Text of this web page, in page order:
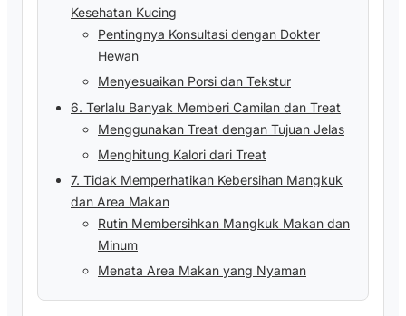
Kesehatan Kucing
Pentingnya Konsultasi dengan Dokter
Hewan
Menyesuaikan Porsi dan Tekstur
6. Terlalu Banyak Memberi Camilan dan Treat
Menggunakan Treat dengan Tujuan Jelas
Menghitung Kalori dari Treat
7. Tidak Memperhatikan Kebersihan Mangkuk
dan Area Makan
Rutin Membersihkan Mangkuk Makan dan
Minum
Menata Area Makan yang Nyaman